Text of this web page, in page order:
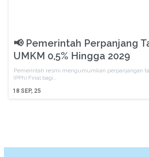
📢 Pemerintah Perpanjang
UMKM 0,5% Hingga 2029
18 SEP, 25
Pemerintah resmi mengumumkan perpanjangan
(PPh) Final bagi…